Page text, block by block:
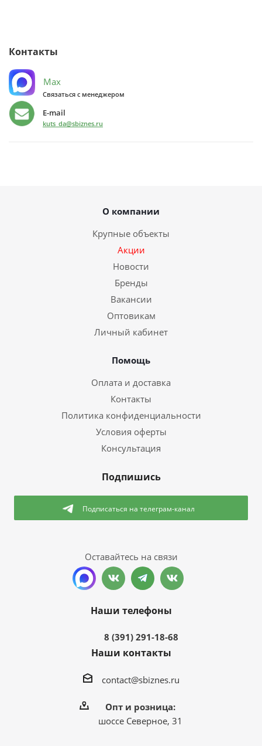
Контакты
Max
Связаться с менеджером
E-mail
kuts_da@sbiznes.ru
О компании
Крупные объекты
Акции
Новости
Бренды
Вакансии
Оптовикам
Личный кабинет
Помощь
Оплата и доставка
Контакты
Политика конфиденциальности
Условия оферты
Консультация
Подпишись
Подписаться на телеграм-канал
Оставайтесь на связи
Наши телефоны
8 (391) 291-18-68
Наши контакты
contact@sbiznes.ru
Опт и розница:
шоссе Северное, 31